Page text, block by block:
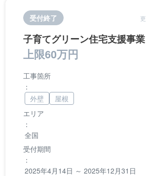
受付終了
子育てグリーン住宅支援事業
上限60万円
エリア
：
全国
受付期間
：
2025年4月14日 ～ 2025年12月31日
工事箇所
：
外壁
屋根